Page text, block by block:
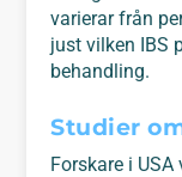
varierar från
just vilken IBS
behandling.
Studier
Forskare i